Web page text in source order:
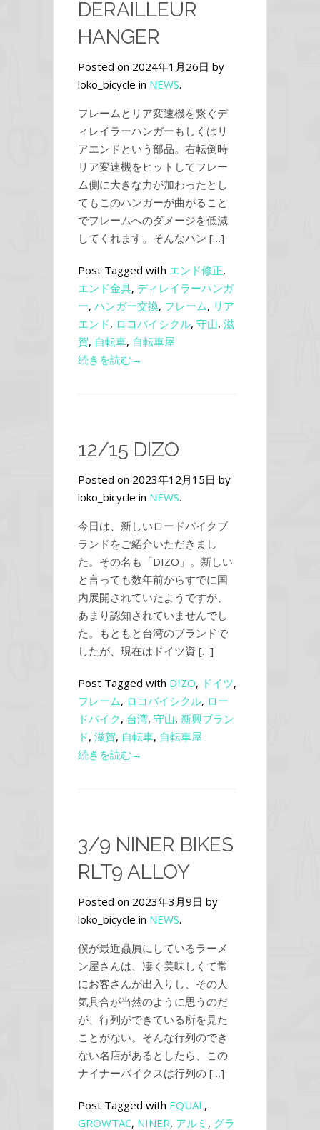
DERAILLEUR
HANGER
Posted on 2024年1月26日 by
loko_bicycle in NEWS.
フレームとリア変速機を繋ぐデ
ィレイラーハンガーもしくはリ
アエンドという部品。右転倒時
リア変速機をヒットしてフレー
ム側に大きな力が加わったとし
てもこのハンガーが曲がること
でフレームへのダメージを低減
してくれます。そんなハン […]
Post Tagged with エンド修正,
エンド金具, ディレイラーハンガ
ー, ハンガー交換, フレーム, リア
エンド, ロコバイシクル, 守山, 滋
賀, 自転車, 自転車屋
続きを読む→
12/15 DIZO
Posted on 2023年12月15日 by
loko_bicycle in NEWS.
今日は、新しいロードバイクブ
ランドをご紹介いただきまし
た。その名も「DIZO」。新しい
と言っても数年前からすでに国
内展開されていたようですが、
あまり認知されていませんでし
た。もともと台湾のブランドで
したが、現在はドイツ資 […]
Post Tagged with DIZO, ドイツ,
フレーム, ロコバイシクル, ロー
ドバイク, 台湾, 守山, 新興ブラン
ド, 滋賀, 自転車, 自転車屋
続きを読む→
3/9 NINER BIKES
RLT9 ALLOY
Posted on 2023年3月9日 by
loko_bicycle in NEWS.
僕が最近贔屓にしているラーメ
ン屋さんは、凄く美味しくて常
にお客さんが出入りし、その人
気具合が当然のように思うのだ
が、行列ができている所を見た
ことがない。そんな行列のでき
ない名店があるとしたら、この
ナイナーバイクスは行列の […]
Post Tagged with EQUAL,
GROWTAC, NINER, アルミ , グラ